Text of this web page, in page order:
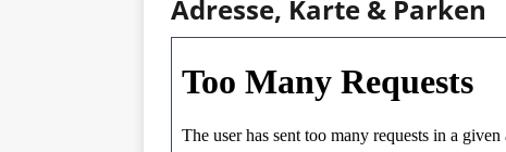
Adresse, Karte & Parken